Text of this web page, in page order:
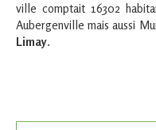
ville comptait 16302
Aubergenville mais aussi
Limay.